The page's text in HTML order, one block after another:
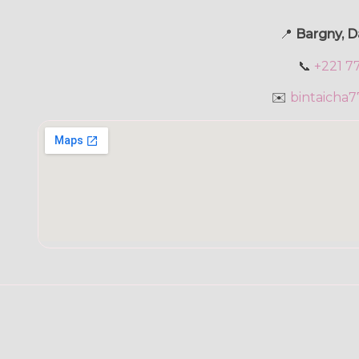
📍 Bargny,
📞 +221
✉️